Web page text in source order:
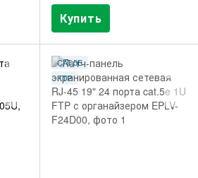
Купить
CAT.5E
FTP